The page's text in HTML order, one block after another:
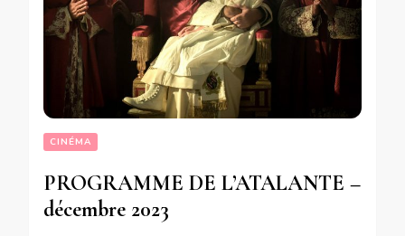
CINÉMA
PROGRAMME DE L’ATALANTE –
décembre 2023